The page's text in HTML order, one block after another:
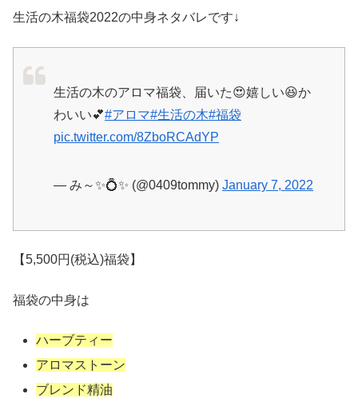
生活の木福袋2022の中身ネタバレです↓
生活の木のアロマ福袋、届いた😍嬉しい😆か
わいい💕#アロマ#生活の木#福袋
pic.twitter.com/8ZboRCAdYP
— み～✨💍✨ (@0409tommy) January 7, 2022
【5,500円(税込)福袋】
福袋の中身は
ハーブティー
アロマストーン
ブレンド精油